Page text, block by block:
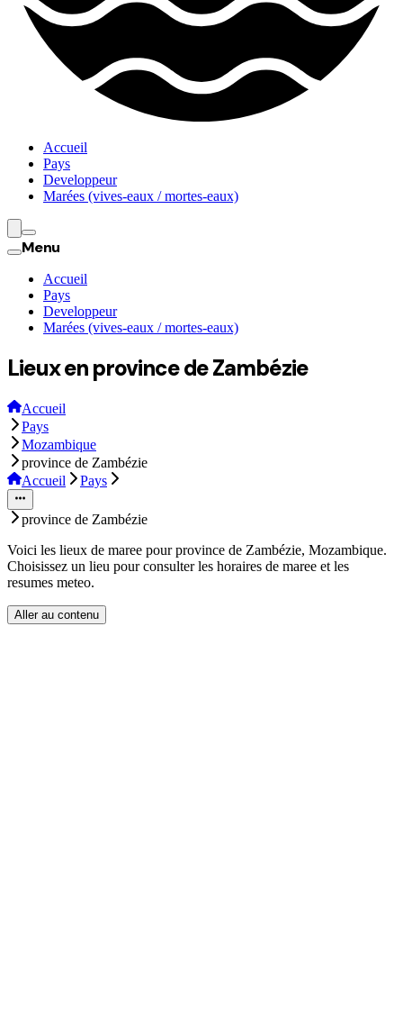
Accueil
Pays
Developpeur
Marées (vives-eaux / mortes-eaux)
Menu
Accueil
Pays
Developpeur
Marées (vives-eaux / mortes-eaux)
Lieux en province de Zambézie
Accueil
Pays
Mozambique
province de Zambézie
Accueil
Pays
province de Zambézie
Voici les lieux de maree pour province de Zambézie, Mozambique.
Choisissez un lieu pour consulter les horaires de maree et les
resumes meteo.
Aller au contenu